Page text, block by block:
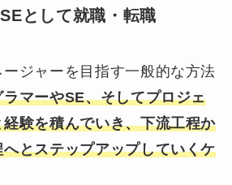
として就職・転職
ジャーを目指す一般的な方法
ラマーやSE、そしてプロジェ
験を積んでいき、下流工程か
とステップアップしていくケ